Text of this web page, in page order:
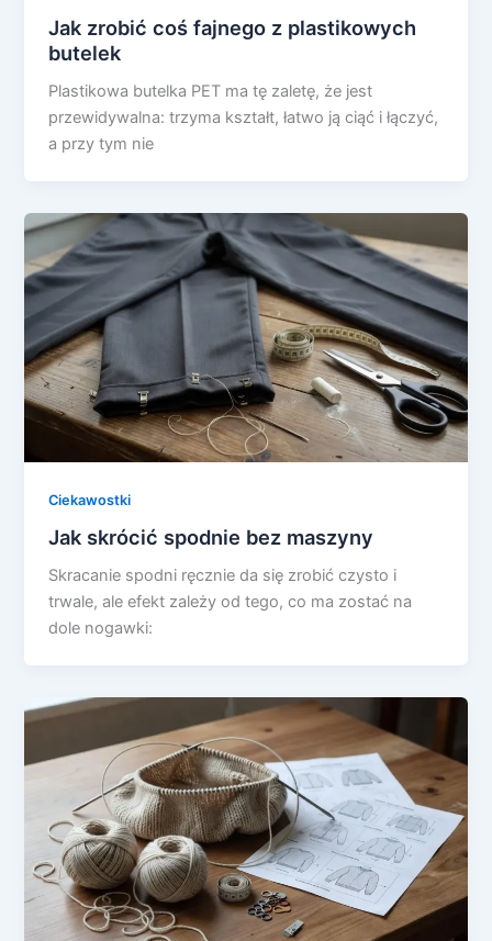
Jak zrobić coś fajnego z plastikowych
butelek
Plastikowa butelka PET ma tę zaletę, że jest
przewidywalna: trzyma kształt, łatwo ją ciąć i łączyć,
a przy tym nie
Ciekawostki
Jak skrócić spodnie bez maszyny
Skracanie spodni ręcznie da się zrobić czysto i
trwale, ale efekt zależy od tego, co ma zostać na
dole nogawki: